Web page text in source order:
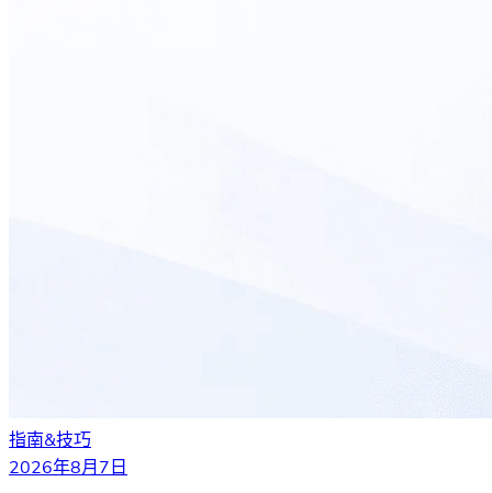
指南&技巧
2026年8月7日